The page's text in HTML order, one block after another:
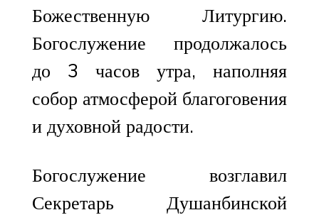
Божественную Литургию.
Богослужение продолжалось
до 3 часов утра, наполняя
собор атмосферой благоговения
и духовной радости.
Богослужение возглавил
Секретарь Душанбинской